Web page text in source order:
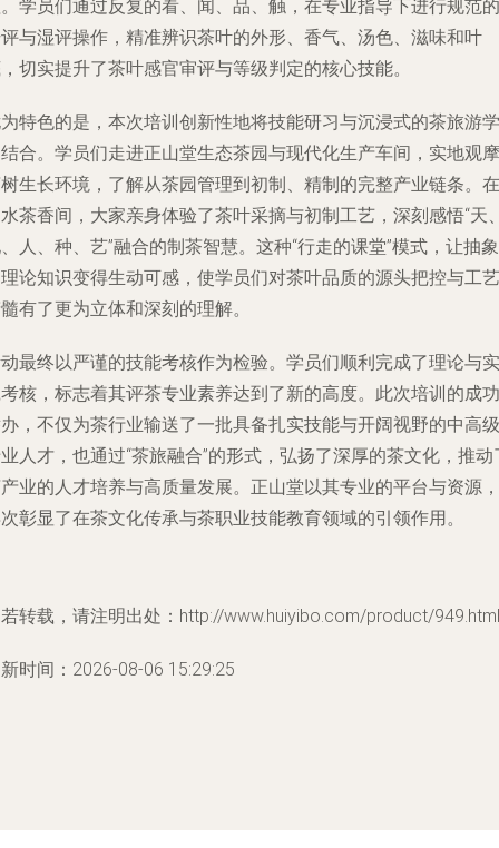
学员们通过反复的看、闻、品、触，在专业指导下进行规范的
与湿评操作，精准辨识茶叶的外形、香气、汤色、滋味和叶
切实提升了茶叶感官审评与等级判定的核心技能。
特色的是，本次培训创新性地将技能研习与沉浸式的茶旅游学
合。学员们走进正山堂生态茶园与现代化生产车间，实地观摩
生长环境，了解从茶园管理到初制、精制的完整产业链条。在
茶香间，大家亲身体验了茶叶采摘与初制工艺，深刻感悟“天
人、种、艺”融合的制茶智慧。这种“行走的课堂”模式，让抽象
论知识变得生动可感，使学员们对茶叶品质的源头把控与工艺
有了更为立体和深刻的理解。
最终以严谨的技能考核作为检验。学员们顺利完成了理论与实
核，标志着其评茶专业素养达到了新的高度。此次培训的成功
，不仅为茶行业输送了一批具备扎实技能与开阔视野的中高级
人才，也通过“茶旅融合”的形式，弘扬了深厚的茶文化，推动
业的人才培养与高质量发展。正山堂以其专业的平台与资源，
彰显了在茶文化传承与茶职业技能教育领域的引领作用。
转载，请注明出处：http://www.huiyibo.com/product/949.html
时间：2026-08-06 15:29:25